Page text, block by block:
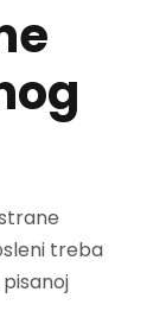
treba